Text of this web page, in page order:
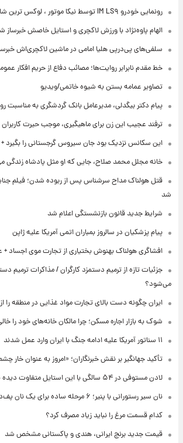
رونمایی خودرو IM LS۹ توسط نیکا موتور ، لوکس ترین شاسی بلند EREV در ایران
الهام پاوه‌نژاد با ورزش لاکچری و استایل خاصش خبرساز
سلفی‌های پی‌درپی هلیا امامی در ماشین لاکچری‌اش
خط مقدم نابرابر روایت‌ها؛ مصائب دفاع از حریم افکار
تصاویر عمامه بستن به شیوه خاتمی/ویدیو
پیام دکتر بیگدلی، مدیرعامل بانک گردشگری به مناسبت
ترفند عجیب این زن برای ماهیگیری، موجب حیرت
این سکانس نزدیک بود جان سیروس گرجستانی را بگیرد +
خانه مجلل محمد صلاح، جایی که او مثل پادشاه زندگی
قتل هولناک مداح سرشناس پس از ربوده شدن؛ فیلم
شد
شرایط جدید قانون بازنشستگی اعلام شد
پیام پزشکیان در سالروز بمباران اتمی آمریکا علیه ژاپن
افشاگری هولناک بهنوش بختیاری از تجارت موی اجساد
جزئیات تازه از ترمیم دستمزد کارگران / مذاکرات ترمیم
می‌شود؟
ایران چگونه دست بالای تجارت مواد غذایی در منطقه را
شوک به بازار اجاره مسکن؛ چرا مالکان خانه‌های خود را
۱۱ سناتور آمریکا علیه ادامه جنگ با ایران وارد عمل شدند
تأکید جهانگیر بر نقش خبرنگاران؛ «امروز به عنوان خار
لادن مستوفی در ۵۴ سالگی با این استایل متفاوت دیده شد!
نان سیر رستورانی با پنیر؛ ۶ مرحله ساده برای یک نان پف‌دار و کش‌دار
کدام قسمت مرغ را نباید زیاد مصرف کرد؟
قیمت جدید برنج ایرانی، هندی و پاکستانی مشخص شد